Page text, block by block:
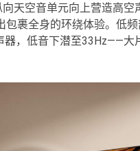
向天空音单元向上营造高
包裹全身的环绕体验。低
器，低音下潜至33Hz——大